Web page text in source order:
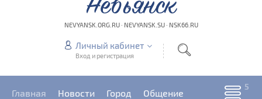
Невьянск
NEVYANSK.ORG.RU · NEVYANSK.SU · NSK66.RU
Личный кабинет
Вход и регистрация
Главная Новости Город Общение